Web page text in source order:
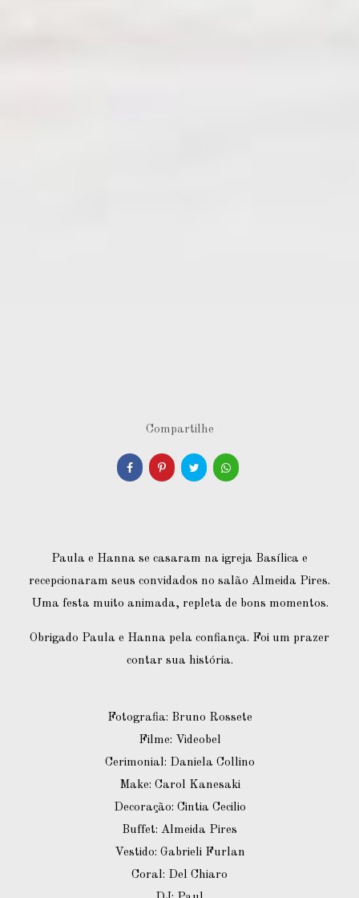
Compartilhe
Paula e Hanna se casaram na igreja Basílica e
recepcionaram seus convidados no salão Almeida Pires.
Uma festa muito animada, repleta de bons momentos.
Obrigado Paula e Hanna pela confiança. Foi um prazer
contar sua história.
Fotografia: Bruno Rossete
Filme: Videobel
Cerimonial: Daniela Collino
Make: Carol Kanesaki
Decoração: Cintia Cecilio
Buffet: Almeida Pires
Vestido: Gabrieli Furlan
Coral: Del Chiaro